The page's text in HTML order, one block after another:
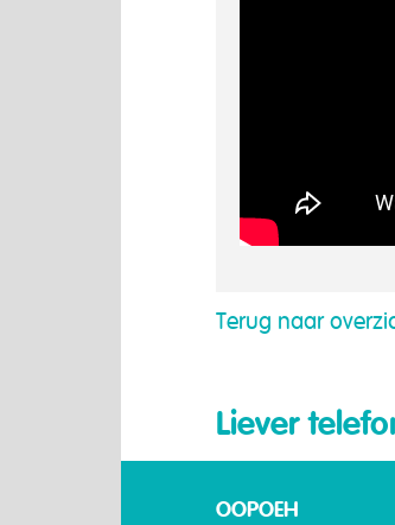
Terug naar
Liever
OOPOEH